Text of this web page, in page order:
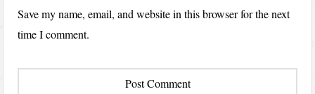
Save my name, email, and website in this browser for the next
time I comment.